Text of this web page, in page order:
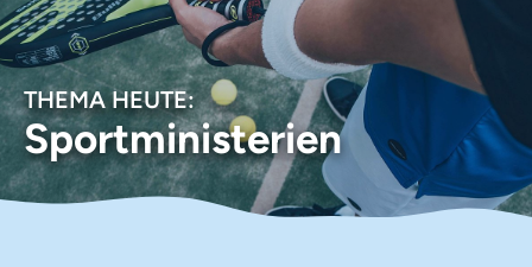
THEMA HEUTE:
Sportministerien